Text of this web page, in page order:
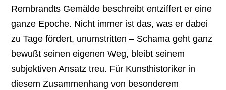
Rembrandts Gemälde beschreibt entziffert er eine
ganze Epoche. Nicht immer ist das, was er dabei
zu Tage fördert, unumstritten – Schama geht ganz
bewußt seinen eigenen Weg, bleibt seinem
subjektiven Ansatz treu. Für Kunsthistoriker in
diesem Zusammenhang von besonderem